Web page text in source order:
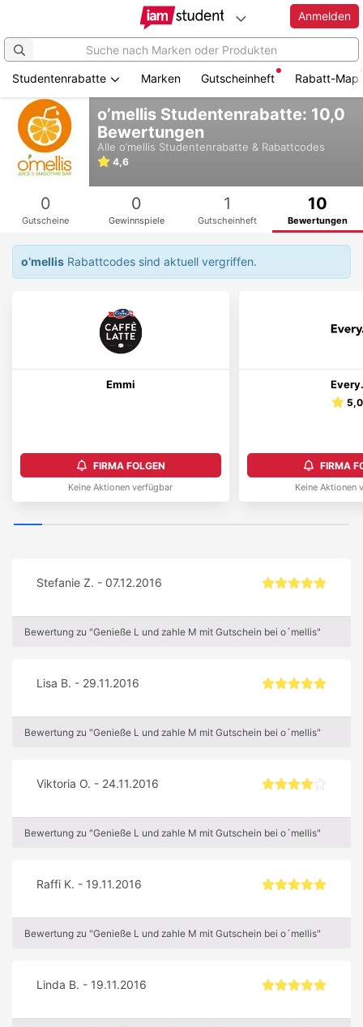
Hauptinhalt
springen
Anmelden
Studentenrabatte Marken Gutscheinheft Rabatt-Map
o’mellis Studentenrabatte: 10,0
Bewertungen
Alle o’mellis Studentenrabatte & Rabattcodes
4,6
0
Gutscheine
0
Gewinnspiele
1
Gutscheinheft
10
Bewertungen
o’mellis Rabattcodes sind aktuell vergriffen.
Emmi
FIRMA FOLGEN
Keine Aktionen verfügbar
5,0
FIRMA
Keine Aktionen
Stefanie Z. - 07.12.2016
Bewertung zu "Genieße L und zahle M mit Gutschein bei o´mellis"
Lisa B. - 29.11.2016
Bewertung zu "Genieße L und zahle M mit Gutschein bei o´mellis"
Viktoria O. - 24.11.2016
Bewertung zu "Genieße L und zahle M mit Gutschein bei o´mellis"
Raffi K. - 19.11.2016
Bewertung zu "Genieße L und zahle M mit Gutschein bei o´mellis"
Linda B. - 19.11.2016